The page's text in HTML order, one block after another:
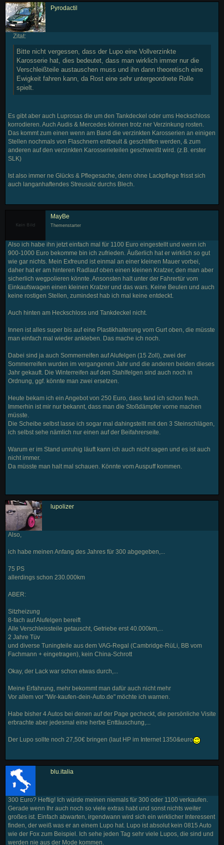
Pyrodactil
Zitat:
Bitte nicht vergessen, dass der Lupo eine Vollverzinkte
Karosserie hat, dies bedeutet, dass man wirklich immer nur die
Verschleißteile austauschen muss und ihn dann theoretisch eine
Ewigkeit fahren kann, da Rost eine sehr untergeordnete Rolle
spielt.
Es gibt aber auch Luprosas die um den Tankdeckel oder ums Heckschloss
korrodieren. Auch Audis & Mercedes können trotz ner Verzinkung rosten.
Das kommt zum einen wenn am Band die verzinkten Karosserien an einigen
Stellen nochmals von Flaschnern entbeult & geschliffen werden, & zum
anderen auf den verzinkten Karosserieteilen geschweißt wird. (z.B. erster
SLK)
Ist also immer ne Glücks & Pflegesache, denn ohne Lackpflege frisst sich
auch langanhaftendes Streusalz durchs Blech.
MayBe
Themenstarter
Also ich habe ihn jetzt einfach mal für 1100 Euro eingestellt und wenn ich
900-1000 Euro bekomme bin ich zufrieden. Äußerlich hat er wirklich so gut
wie gar nichts. Mein Exfreund ist einmal an einer kleinen Mauer vorbei,
daher hat er am hinteren Radlauf oben einen kleinen Kratzer, den man aber
sicherlich wegpolieren könnte. Ansonsten halt unter der Fahrertür vom
Einkaufswagen einen kleinen Kratzer und das wars. Keine Beulen und auch
keine rostigen Stellen, zumindest hab ich mal keine entdeckt.
Auch hinten am Heckschloss und Tankdeckel nicht.
Innen ist alles super bis auf eine Plastikhalterung vom Gurt oben, die müsste
man einfach mal wieder ankleben. Das mache ich noch.
Dabei sind ja auch Sommerreifen auf Alufelgen (15 Zoll), zwei der
Sommerreifen wurden im vergangenen Jahr und die anderen beiden dieses
Jahr gekauft. Die Winterreifen auf den Stahlfelgen sind auch noch in
Ordnung, ggf. könnte man zwei ersetzen.
Heute bekam ich ein Angebot von 250 Euro, dass fand ich schon frech.
Immerhin ist mir nur bekannt, dass man die Stoßdämpfer vorne machen
müsste.
Die Scheibe selbst lasse ich sogar mal dahingstellt mit den 3 Steinschlägen,
ich selbst sehe nämlich nur einen auf der Beifahrerseite.
Warum er im Stand unruhig läuft kann ich auch nicht sagen und es ist auch
nicht immer.
Da müsste man halt mal schauen. Könnte vom Auspuff kommen.
lupolizer
Also,
ich habe meinen Anfang des Jahres für 300 abgegeben,...
75 PS
allerdings schon 230.000km
ABER:
Sitzheizung
8-fach auf Alufelgen bereift
Alle Verschleissteile getauscht, Getriebe erst 40.000km,...
2 Jahre Tüv
und diverse Tuningteile aus dem VAG-Regal (Cambridge-RüLi, BB vom
Fachmann + eingetragen), kein China-Schrott
Okay, der Lack war schon etwas durch,...
Meine Erfahrung, mehr bekommt man dafür auch nicht mehr
Vor allem vor "Wir-kaufen-dein-Auto.de" möchte ich warnen.
Habe bisher 4 Autos bei denen auf der Page gecheckt, die persönliche Visite
erbrachte aber jedesmal eine herbe Enttäuschung,...
Der Lupo sollte noch 27,50€ bringen (laut HP im Internet 1350&euro
blu.italia
300 Euro? Heftig! Ich würde meinen niemals für 300 oder 1100 verkaufen.
Gerade wenn Ihr auch noch so viele extras habt und sonst nichts weiter
großes ist. Einfach abwarten, irgendwann wird sich ein wirklicher Interessent
finden, der weiß was er an einem Lupo hat. Lupo ist absolut kein 0815 Auto
wie der Fox zum Beispiel. Ich sehe jeden Tag sehr viele Lupos, die sind und
werden nie aus der Mode kommen.